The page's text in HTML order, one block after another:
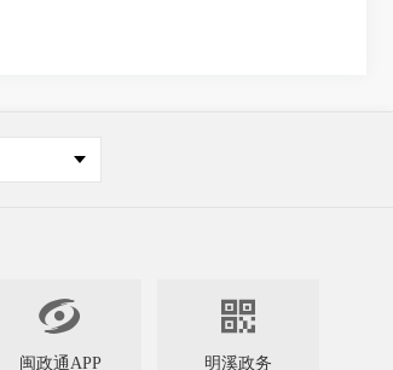

闽政通APP

明溪政务